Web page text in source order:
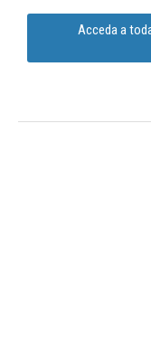
Acceda a